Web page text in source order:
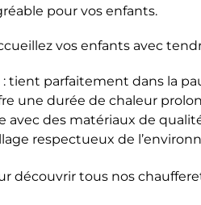
pour vos enfants.
vos enfants avec
tient parfaitement dans la
une durée de chaleur
avec des matériaux de
respectueux de
découvrir tous nos